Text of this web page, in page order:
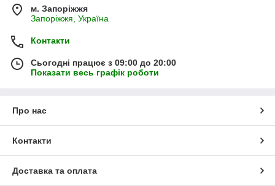
м. Запоріжжя
Запоріжжя, Україна
Контакти
Сьогодні працює з 09:00 до 20:00
Показати весь графік роботи
Про нас
Контакти
Доставка та оплата